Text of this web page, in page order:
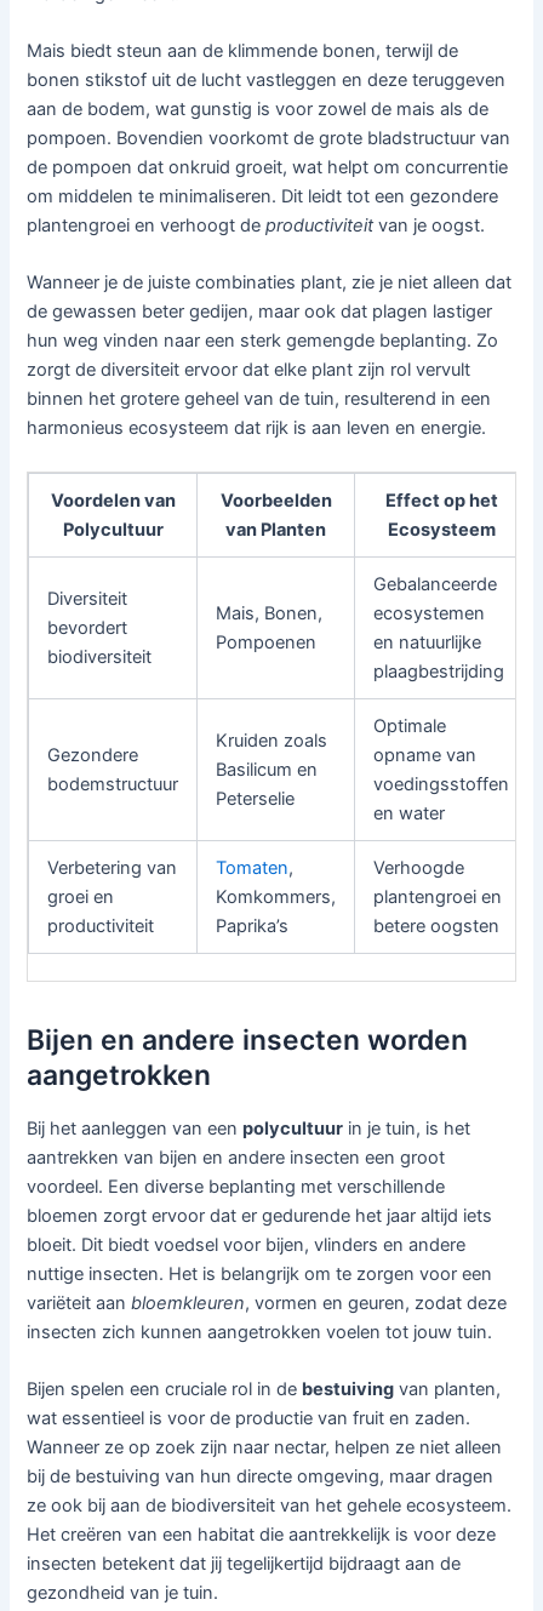
Mais biedt steun aan de klimmende bonen, terwijl de
bonen stikstof uit de lucht vastleggen en deze teruggeven
aan de bodem, wat gunstig is voor zowel de mais als de
pompoen. Bovendien voorkomt de grote bladstructuur van
de pompoen dat onkruid groeit, wat helpt om concurrentie
om middelen te minimaliseren. Dit leidt tot een gezondere
plantengroei en verhoogt deproductiviteitvan je oogst.
Wanneer je de juiste combinaties plant, zie je niet alleen dat
de gewassen beter gedijen, maar ook dat plagen lastiger
hun weg vinden naar een sterk gemengde beplanting. Zo
zorgt de diversiteit ervoor dat elke plant zijn rol vervult
binnen het grotere geheel van de tuin, resulterend in een
harmonieus ecosysteem dat rijk is aan leven en energie.
Voordelen van
Polycultuur
Voorbeelden
van Planten
Effect op het
Ecosysteem
Diversiteit
bevordert
biodiversiteit
Mais, Bonen,
Pompoenen
Gebalanceerde
ecosystemen
en natuurlijke
plaagbestrijding
Gezondere
bodemstructuur
Kruiden zoals
Basilicum en
Peterselie
Optimale
opname van
voedingsstoffen
en water
Verbetering van
groei en
productiviteit
Tomaten,
Komkommers,
Paprika’s
Verhoogde
plantengroei en
betere oogsten
Bijen en andere insecten worden
aangetrokken
Bij het aanleggen van eenpolycultuur in je tuin, is het
aantrekken van bijen en andere insecten een groot
voordeel. Een diverse beplanting met verschillende
bloemen zorgt ervoor dat er gedurende het jaar altijd iets
bloeit. Dit biedt voedsel voor bijen, vlinders en andere
nuttige insecten. Het is belangrijk om te zorgen voor een
variëteit aanbloemkleuren, vormen en geuren, zodat deze
insecten zich kunnen aangetrokken voelen tot jouw tuin.
Bijen spelen een cruciale rol in de bestuiving van planten,
wat essentieel is voor de productie van fruit en zaden.
Wanneer ze op zoek zijn naar nectar, helpen ze niet alleen
bij de bestuiving van hun directe omgeving, maar dragen
ze ook bij aan de biodiversiteit van het gehele ecosysteem.
Het creëren van een habitat die aantrekkelijk is voor deze
insecten betekent dat jij tegelijkertijd bijdraagt aan de
gezondheid van je tuin.